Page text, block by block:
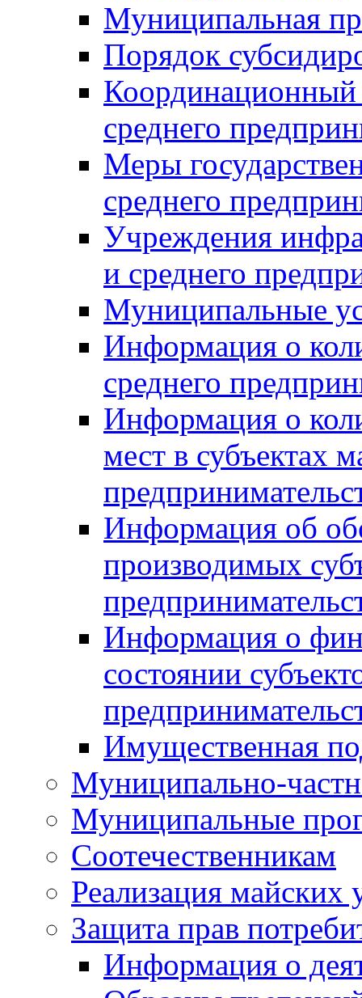
Муниципальная
Порядок
Координационный
среднего
Меры
среднего
Учреждения
и среднего
Муниципальные
Информация о
среднего
Информация о
мест в субъектах
Информация об
производимых
Информация о
состоянии
Имущественная
Муниципально-
Муниципальные
Соотечественникам
Реализация майских
Защита прав
Информация о